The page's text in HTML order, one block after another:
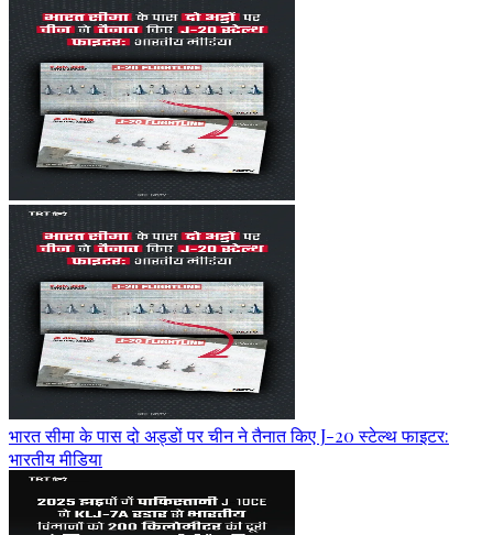
भारत सीमा के पास दो अड्डों पर चीन ने तैनात किए J-20 स्टेल्थ फाइटर:
भारतीय मीडिया